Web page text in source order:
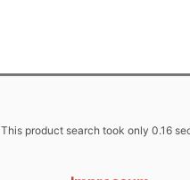
This product search took only 0.16